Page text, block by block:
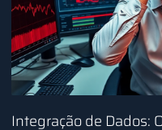
Integração de Dados: